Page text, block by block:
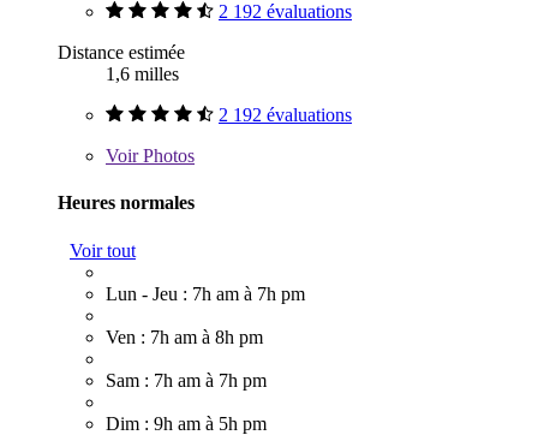
2 192 évaluations
Distance estimée
1,6 milles
2 192 évaluations
VoirPhotos
Heures normales
Voir tout
Lun - Jeu : 7h am à 7h pm
Ven : 7h am à 8h pm
Sam : 7h am à 7h pm
Dim : 9h am à 5h pm